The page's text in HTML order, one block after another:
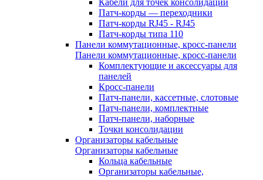
Кабели для точек консолидации
Патч-корды — переходники
Патч-корды RJ45 - RJ45
Патч-корды типа 110
Панели коммутационные, кросс-панели
Панели коммутационные, кросс-панели
Комплектующие и аксессуары для
панелей
Кросс-панели
Патч-панели, кассетные, слотовые
Патч-панели, комплектные
Патч-панели, наборные
Точки консолидации
Организаторы кабельные
Организаторы кабельные
Кольца кабельные
Организаторы кабельные,